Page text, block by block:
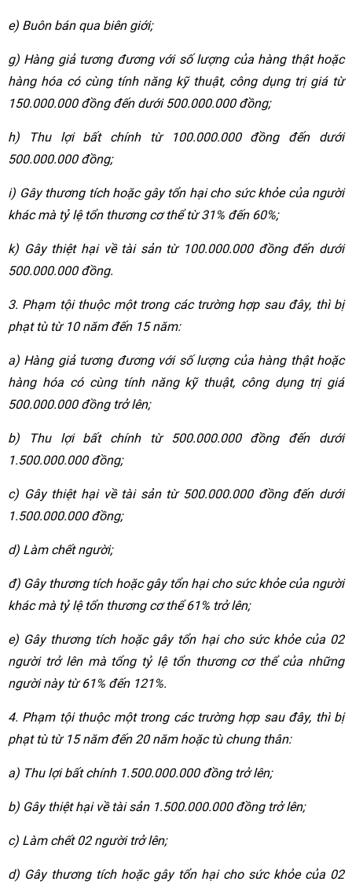
e) Buôn bán qua biên giới;
g) Hàng giả tương đương với số lượng của hàng thật hoặc
hàng hóa có cùng tính năng kỹ thuật, công dụng trị giá từ
150.000.000 đồng đến dưới 500.000.000 đồng;
h) Thu lợi bất chính từ 100.000.000 đồng đến dưới
500.000.000 đồng;
i) Gây thương tích hoặc gây tổn hại cho sức khỏe của người
khác mà tỷ lệ tổn thương cơ thể từ 31% đến 60%;
k) Gây thiệt hại về tài sản từ 100.000.000 đồng đến dưới
500.000.000 đồng.
3. Phạm tội thuộc một trong các trường hợp sau đây, thì bị
phạt tù từ 10 năm đến 15 năm:
a) Hàng giả tương đương với số lượng của hàng thật hoặc
hàng hóa có cùng tính năng kỹ thuật, công dụng trị giá
500.000.000 đồng trở lên;
b) Thu lợi bất chính từ 500.000.000 đồng đến dưới
1.500.000.000 đồng;
c) Gây thiệt hại về tài sản từ 500.000.000 đồng đến dưới
1.500.000.000 đồng;
d) Làm chết người;
đ) Gây thương tích hoặc gây tổn hại cho sức khỏe của người
khác mà tỷ lệ tổn thương cơ thể 61% trở lên;
e) Gây thương tích hoặc gây tổn hại cho sức khỏe của 02
người trở lên mà tổng tỷ lệ tổn thương cơ thể của những
người này từ 61% đến 121%.
4. Phạm tội thuộc một trong các trường hợp sau đây, thì bị
phạt tù từ 15 năm đến 20 năm hoặc tù chung thân:
a) Thu lợi bất chính 1.500.000.000 đồng trở lên;
b) Gây thiệt hại về tài sản 1.500.000.000 đồng trở lên;
c) Làm chết 02 người trở lên;
d) Gây thương tích hoặc gây tổn hại cho sức khỏe của 02